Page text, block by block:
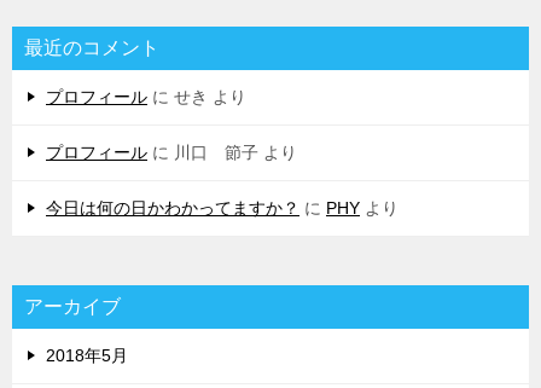
最近のコメント
プロフィール に せき より
プロフィール に 川口 節子 より
今日は何の日かわかってますか？ に PHY より
アーカイブ
2018年5月